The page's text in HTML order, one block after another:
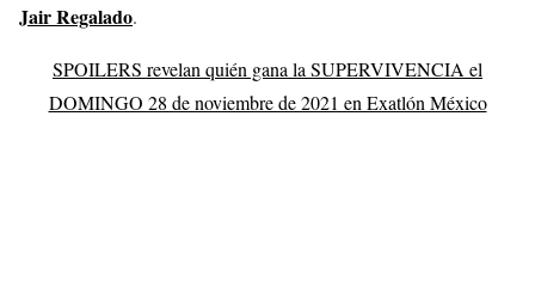
Jair Regalado.
SPOILERS revelan quién gana la SUPERVIVENCIA el
DOMINGO 28 de noviembre de 2021 en Exatlón México